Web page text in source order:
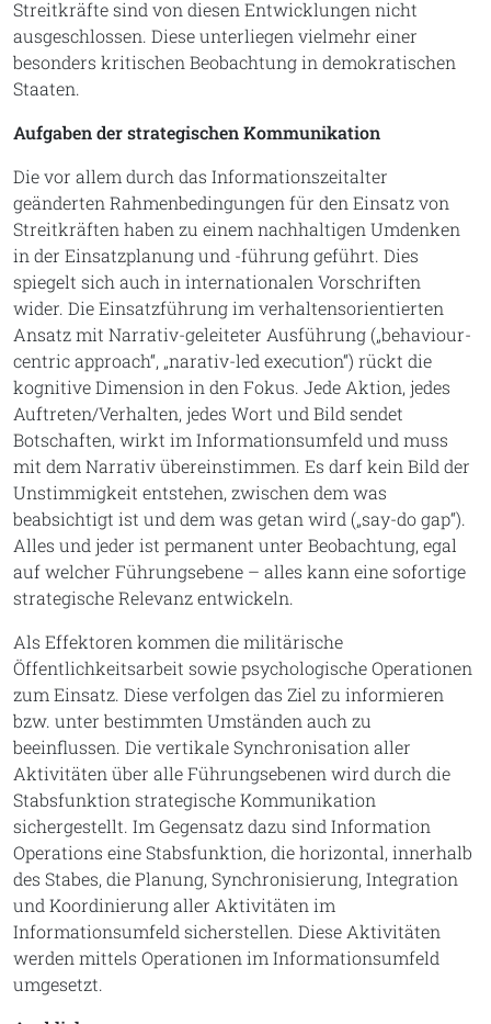
Streitkräfte sind von diesen Entwicklungen nicht
ausgeschlossen. Diese unterliegen vielmehr einer
besonders kritischen Beobachtung in demokratischen
Staaten.
Aufgaben der strategischen Kommunikation
Die vor allem durch das Informationszeitalter
geänderten Rahmenbedingungen für den Einsatz von
Streitkräften haben zu einem nachhaltigen Umdenken
in der Einsatzplanung und -führung geführt. Dies
spiegelt sich auch in internationalen Vorschriften
wider. Die Einsatzführung im verhaltensorientierten
Ansatz mit Narrativ-geleiteter Ausführung („behaviour-
centric approach“, „narativ-led execution“) rückt die
kognitive Dimension in den Fokus. Jede Aktion, jedes
Auftreten/Verhalten, jedes Wort und Bild sendet
Botschaften, wirkt im Informationsumfeld und muss
mit dem Narrativ übereinstimmen. Es darf kein Bild der
Unstimmigkeit entstehen, zwischen dem was
beabsichtigt ist und dem was getan wird („say-do gap“).
Alles und jeder ist permanent unter Beobachtung, egal
auf welcher Führungsebene – alles kann eine sofortige
strategische Relevanz entwickeln.
Als Effektoren kommen die militärische
Öffentlichkeitsarbeit sowie psychologische Operationen
zum Einsatz. Diese verfolgen das Ziel zu informieren
bzw. unter bestimmten Umständen auch zu
beeinflussen. Die vertikale Synchronisation aller
Aktivitäten über alle Führungsebenen wird durch die
Stabsfunktion strategische Kommunikation
sichergestellt. Im Gegensatz dazu sind Information
Operations eine Stabsfunktion, die horizontal, innerhalb
des Stabes, die Planung, Synchronisierung, Integration
und Koordinierung aller Aktivitäten im
Informationsumfeld sicherstellen. Diese Aktivitäten
werden mittels Operationen im Informationsumfeld
umgesetzt.